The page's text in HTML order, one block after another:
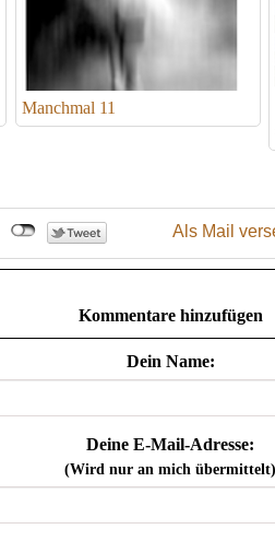
Manchmal 11
Als Mail
Kommentare hinzufügen
Dein Name:
Deine E-Mail-Adresse:
(Wird nur an mich übermittelt)